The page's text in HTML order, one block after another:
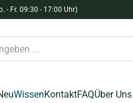
- Fr. 09:30 - 17:00 Uhr)
WissenKontaktFAQÜber Uns